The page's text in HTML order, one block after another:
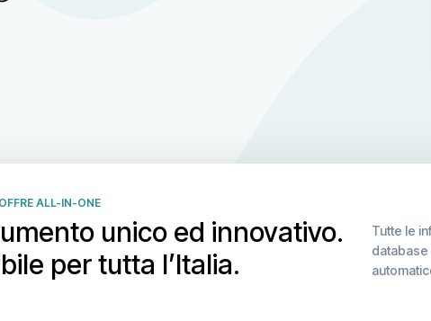
ALL-IN-ONE
unico ed innovativo.
per tutta l’Italia.
Tutte le
database